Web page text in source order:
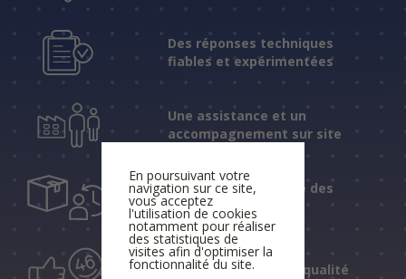
Des réponses techniques
fiables et expérimentées
Une assistance et un
accompagnement sur site
Un suivi personnalisé des
livraisons
46 ans de conseil de qualité
En poursuivant votre
navigation sur ce site,
vous acceptez
l'utilisation de cookies
notamment pour réaliser
des statistiques de
visites afin d'optimiser la
fonctionnalité du site.